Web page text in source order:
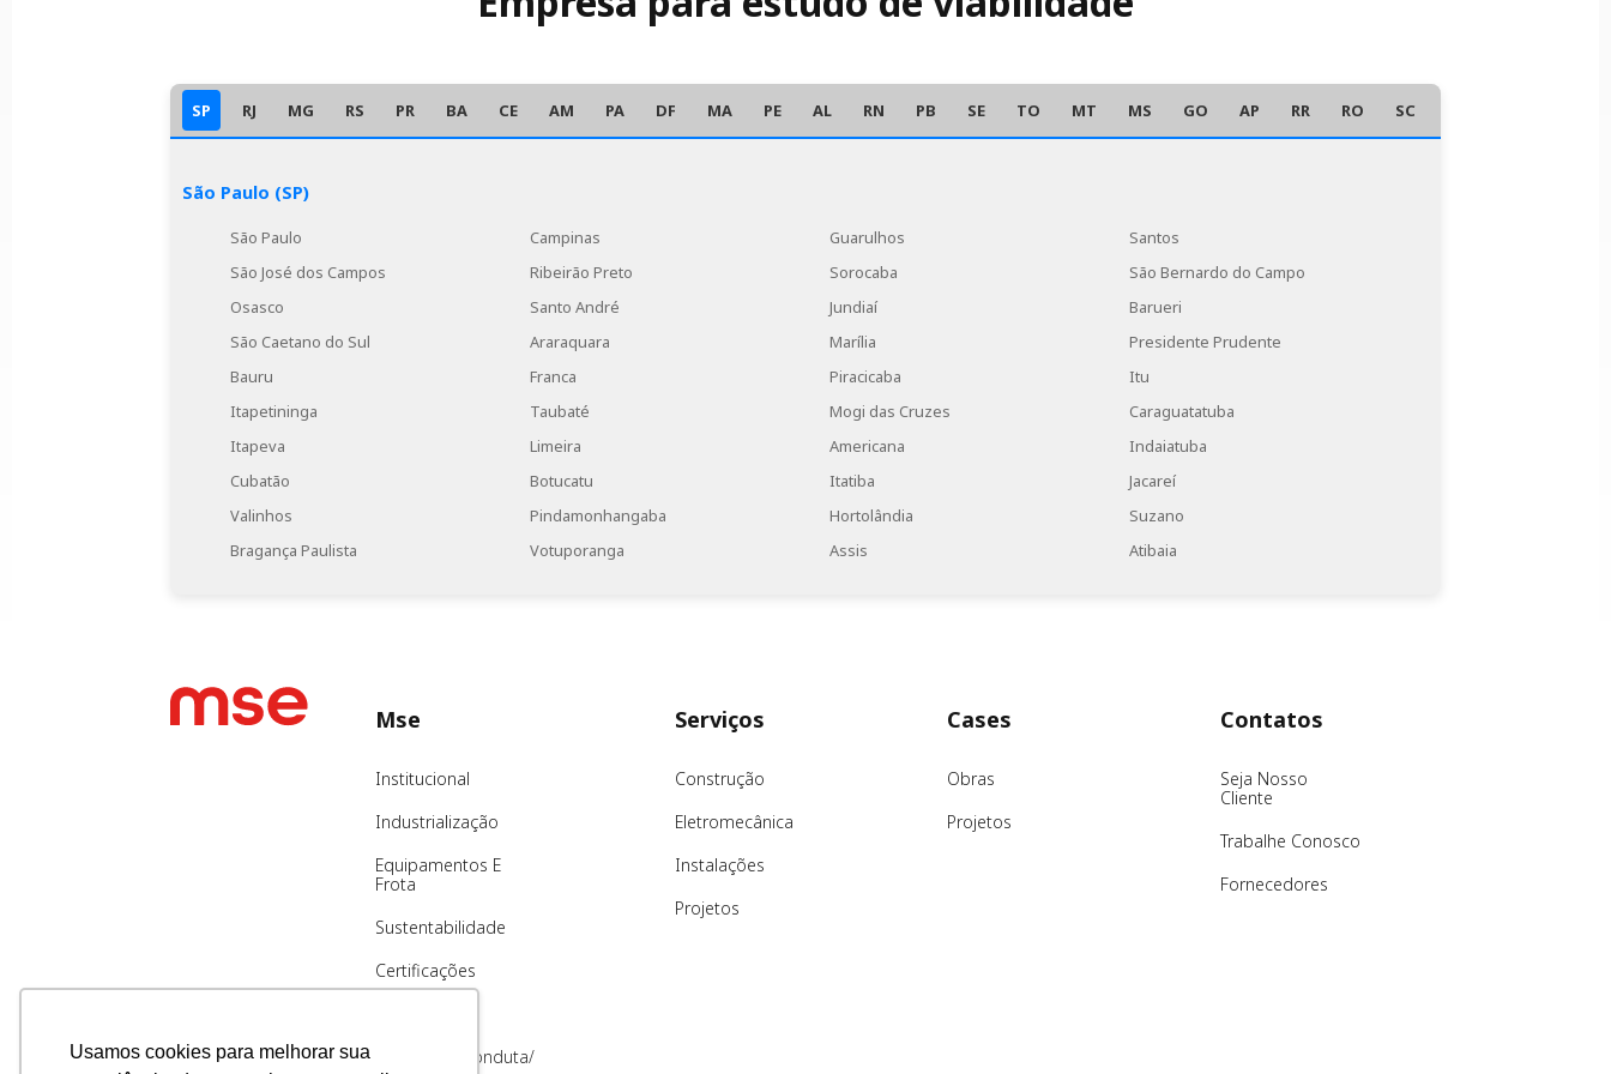
Usamos cookies para melhorar sua
SP RJ MG RS PR BA CE AM PA DF MA PE AL RN PB SE TO MT MS GO AP RR RO SC
São Paulo (SP)
São Paulo Campinas Guarulhos
Santos
São José dos Campos
Ribeirão Preto Sorocaba
São Bernardo do Campo
Osasco
Santo André Jundiaí
Barueri
São Caetano do Sul
Araraquara Marília
Presidente Prudente
Bauru
Franca Piracicaba
Itu
Itapetininga
Taubaté Mogi das Cruzes
Caraguatatuba
Itapeva
Limeira Americana
Indaiatuba
Cubatão
Botucatu Itatiba
Jacareí
Valinhos
Pindamonhangaba Hortolândia
Suzano
Bragança Paulista
Votuporanga Assis Atibaia
Mse
Institucional
Industrialização
Equipamentos E
Frota
Sustentabilidade
Certificações
Código De Conduta/
Serviços
Construção
Eletromecânica
Instalações
Projetos
Cases
Obras
Projetos
Contatos
Seja Nosso
Cliente
Trabalhe Conosco
Fornecedores